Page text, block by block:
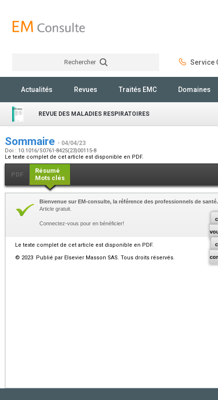
Rechercher Service
Actualités Revues Traités EMC Domaines
REVUE DES MALADIES RESPIRATOIRES
Sommaire - 04/04/23
Doi : 10.1016/S0761-8425(23)00115-8
Le texte complet de cet article est disponible en PDF.
PDF
Résumé
Mots clés
Bienvenue sur EM-consulte, la référence des professionnels de santé.
Article gratuit.
Connectez-vous pour en bénéficier!
Le texte complet de cet article est disponible en PDF.
© 2023 Publié par Elsevier Masson SAS. Tous droits réservés.